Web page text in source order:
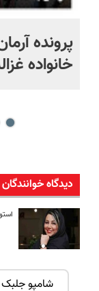
پرونده
خانواده
دیدگاه خوانندگان